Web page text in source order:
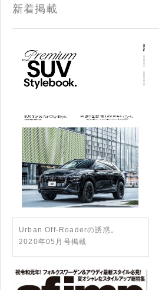
新着掲載
Urban Off-Roaderの誘惑。
2020年05月号掲載